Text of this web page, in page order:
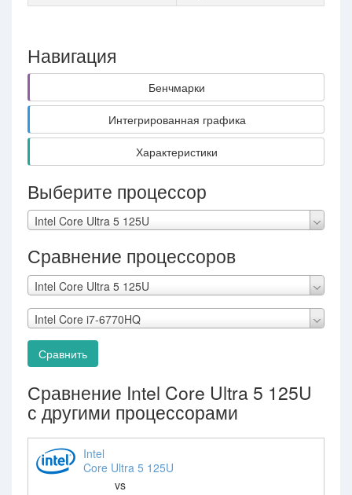
Навигация
Бенчмарки
Интегрированная графика
Характеристики
Выберите процессор
Intel Core Ultra 5 125U
Сравнение процессоров
Intel Core Ultra 5 125U
Intel Core i7-6770HQ
Сравнить
Сравнение Intel Core Ultra 5 125U
с другими процессорами
Intel
Core Ultra 5 125U
vs